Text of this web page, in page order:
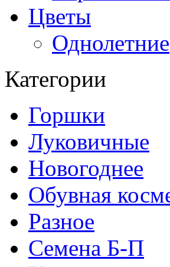
Цветы
Однолетние
Категории
Горшки
Луковичные
Новогоднее
Обувная
Разное
Семена Б-П